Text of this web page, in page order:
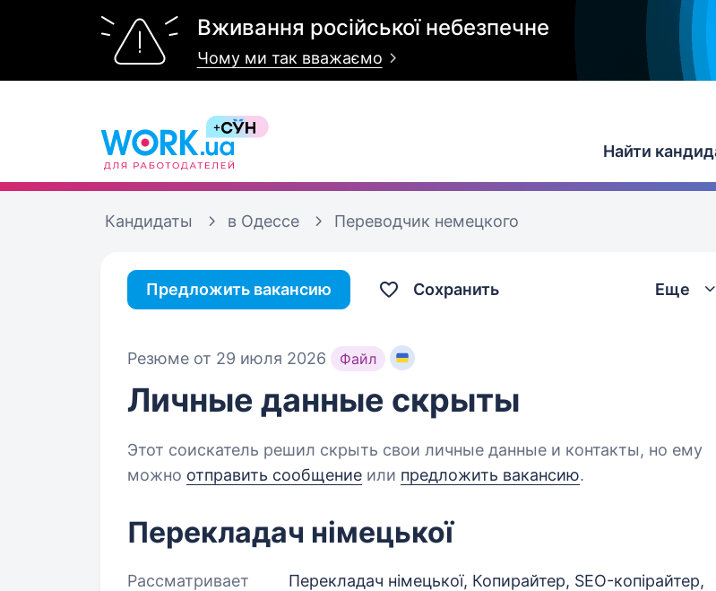
Вживання російської небезпечне
Чому ми так вважаємо
Найти
Кандидаты в Одессе Переводчик немецкого
Предложить вакансию Сохранить Еще
Резюме от 29 июля 2026 Файл
Личные данные скрыты
Этот соискатель решил скрыть свои личные данные и контакты, но ему
можно отправить сообщение или предложить вакансию.
Перекладач німецької
Рассматривает
Перекладач німецької, Копирайтер, SEO-копірайтер,